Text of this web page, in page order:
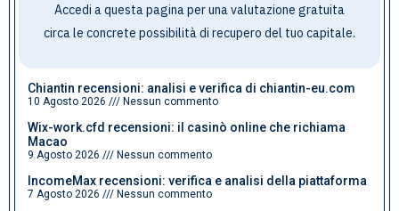
Accedi a questa pagina per una valutazione gratuita
circa le concrete possibilità di recupero del tuo capitale.
Chiantin recensioni: analisi e verifica di chiantin-eu.com
10 Agosto 2026 Nessun commento
Wix-work.cfd recensioni: il casinò online che richiama
Macao
9 Agosto 2026 Nessun commento
IncomeMax recensioni: verifica e analisi della piattaforma
7 Agosto 2026 Nessun commento